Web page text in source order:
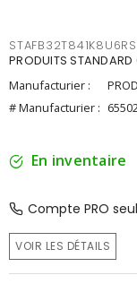
PRODUITS
Manufacturier :
# Manufacturier :
En inventaire
Compte PRO
VOIR LES DÉTAILS